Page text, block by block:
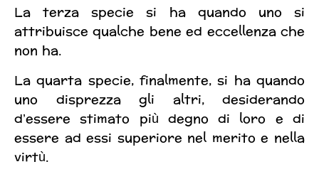
La terza specie si ha quando uno si
attribuisce qualche bene ed eccellenza che
non ha.
La quarta specie, finalmente, si ha quando
uno disprezza gli altri, desiderando
d’essere stimato più degno di loro e di
essere ad essi superiore nel merito e nella
virtù.